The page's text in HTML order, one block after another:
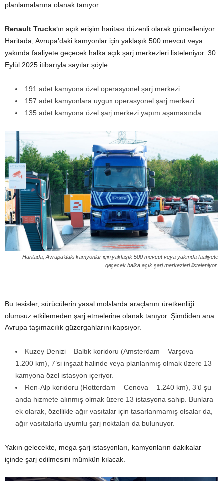
planlamalarına olanak tanıyor.
Renault Trucks‘ın açık erişim haritası düzenli olarak güncelleniyor.
Haritada, Avrupa’daki kamyonlar için yaklaşık 500 mevcut veya
yakında faaliyete geçecek halka açık şarj merkezleri listeleniyor. 30
Eylül 2025 itibarıyla sayılar şöyle:
191 adet kamyona özel operasyonel şarj merkezi
157 adet kamyonlara uygun operasyonel şarj merkezi
135 adet kamyona özel şarj merkezi yapım aşamasında
Haritada, Avrupa’daki kamyonlar için yaklaşık 500 mevcut veya yakında faaliyete
geçecek halka açık şarj merkezleri listeleniyor.
Bu tesisler, sürücülerin yasal molalarda araçlarını üretkenliği
olumsuz etkilemeden şarj etmelerine olanak tanıyor. Şimdiden ana
Avrupa taşımacılık güzergahlarını kapsıyor.
Kuzey Denizi – Baltık koridoru (Amsterdam – Varşova –
1.200 km), 7’si inşaat halinde veya planlanmış olmak üzere 13
kamyona özel istasyon içeriyor.
Ren-Alp koridoru (Rotterdam – Cenova – 1.240 km), 3’ü şu
anda hizmete alınmış olmak üzere 13 istasyona sahip. Bunlara
ek olarak, özellikle ağır vasıtalar için tasarlanmamış olsalar da,
ağır vasıtalarla uyumlu şarj noktaları da bulunuyor.
Yakın gelecekte, mega şarj istasyonları, kamyonların dakikalar
içinde şarj edilmesini mümkün kılacak.